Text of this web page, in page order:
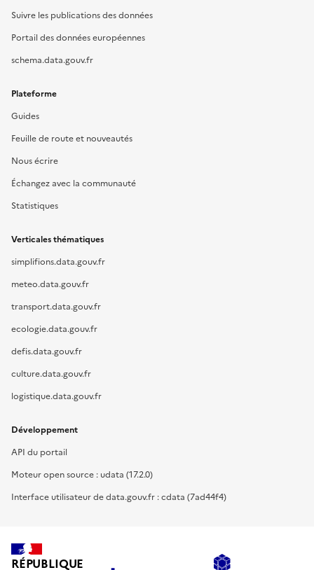
Suivre les publications des données
Portail des données européennes
schema.data.gouv.fr
Plateforme
Guides
Feuille de route et nouveautés
Nous écrire
Échangez avec la communauté
Statistiques
Verticales thématiques
simplifions.data.gouv.fr
meteo.data.gouv.fr
transport.data.gouv.fr
ecologie.data.gouv.fr
defis.data.gouv.fr
culture.data.gouv.fr
logistique.data.gouv.fr
Développement
API du portail
Moteur open source : udata (17.2.0)
Interface utilisateur de data.gouv.fr : cdata (7ad44f4)
RÉPUBLIQUE